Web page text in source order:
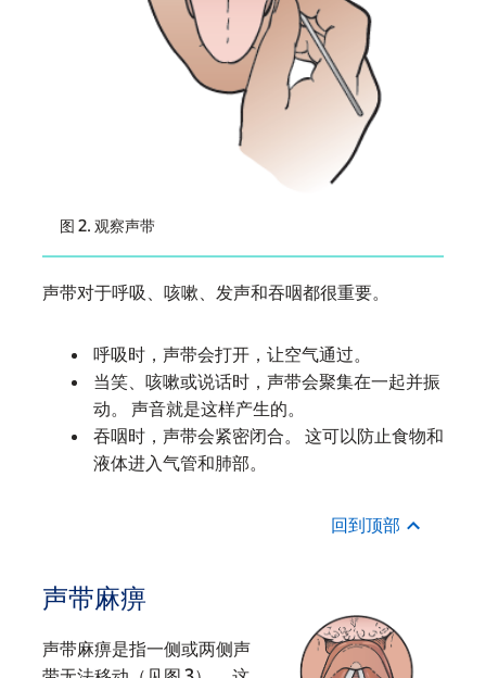
图 2. 观察声带
声带对于呼吸、咳嗽、发声和吞咽都很重要。
呼吸时，声带会打开，让空气通过。
当笑、咳嗽或说话时，声带会聚集在一起并振
动。 声音就是这样产生的。
吞咽时，声带会紧密闭合。 这可以防止食物和
液体进入气管和肺部。
回到顶部
声带麻痹
声带麻痹是指一侧或两侧声